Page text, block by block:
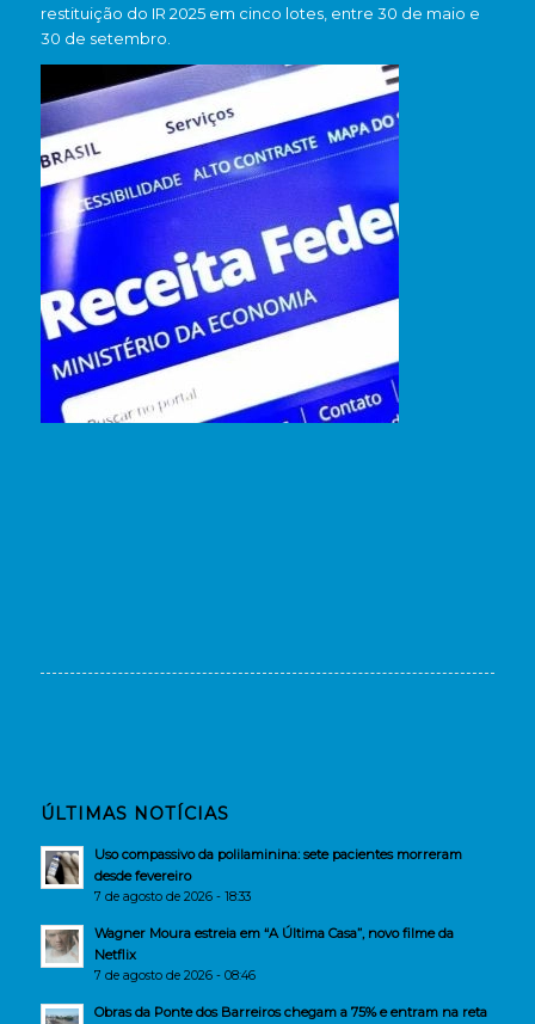
restituição do IR 2025 em cinco lotes, entre 30 de maio e
30 de setembro.
ÚLTIMAS NOTÍCIAS
Uso compassivo da polilaminina: sete pacientes morreram
desde fevereiro
7 de agosto de 2026 - 18:33
Wagner Moura estreia em “A Última Casa”, novo filme da
Netflix
7 de agosto de 2026 - 08:46
Obras da Ponte dos Barreiros chegam a 75% e entram na reta